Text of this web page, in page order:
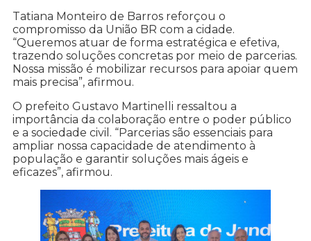
Tatiana Monteiro de Barros reforçou o
compromisso da União BR com a cidade.
“Queremos atuar de forma estratégica e efetiva,
trazendo soluções concretas por meio de parcerias.
Nossa missão é mobilizar recursos para apoiar quem
mais precisa”, afirmou.
O prefeito Gustavo Martinelli ressaltou a
importância da colaboração entre o poder público
e a sociedade civil. “Parcerias são essenciais para
ampliar nossa capacidade de atendimento à
população e garantir soluções mais ágeis e
eficazes”, afirmou.